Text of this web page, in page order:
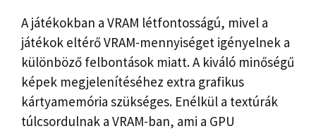
A játékokban a VRAM létfontosságú, mivel a
játékok eltérő VRAM-mennyiséget igényelnek a
különböző felbontások miatt. A kiváló minőségű
képek megjelenítéséhez extra grafikus
kártyamemória szükséges. Enélkül a textúrák
túlcsordulnak a VRAM-ban, ami a GPU